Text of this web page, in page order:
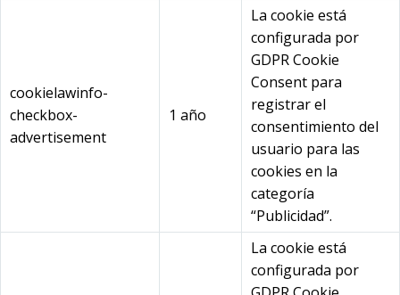
cookielawinfo-
checkbox-
advertisement
1 año
La cookie está
configurada por
GDPR Cookie
Consent para
registrar el
consentimiento del
usuario para las
cookies en la
categoría
“Publicidad”.
La cookie está
configurada por